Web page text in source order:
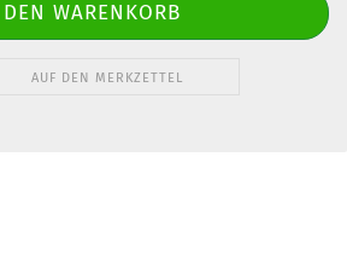
AUF DEN MERKZETTEL